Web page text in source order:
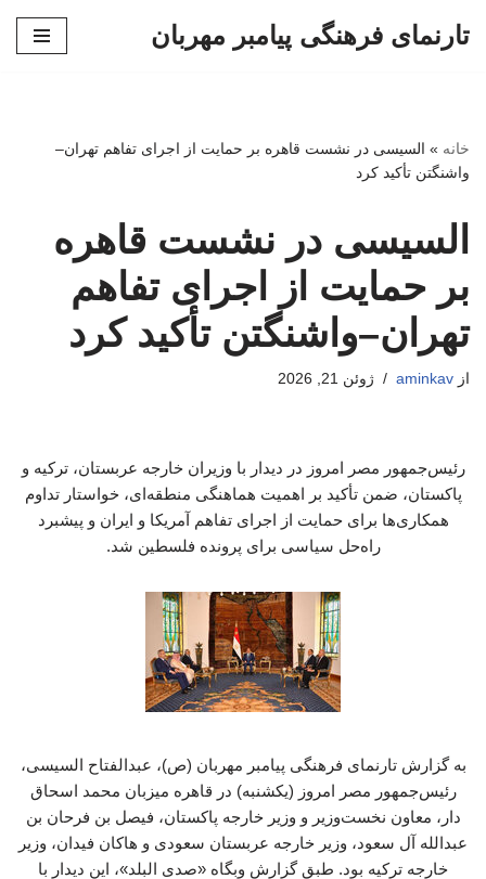
تارنمای فرهنگی پیامبر مهربان
خانه » السیسی در نشست قاهره بر حمایت از اجرای تفاهم تهران–
واشنگتن تأکید کرد
السیسی در نشست قاهره
بر حمایت از اجرای تفاهم
تهران–واشنگتن تأکید کرد
از aminkav ژوئن 21, 2026
رئیس‌جمهور مصر امروز در دیدار با وزیران خارجه عربستان، ترکیه و
پاکستان، ضمن تأکید بر اهمیت هماهنگی منطقه‌ای، خواستار تداوم
همکاری‌ها برای حمایت از اجرای تفاهم آمریکا و ایران و پیشبرد
راه‌حل سیاسی برای پرونده فلسطین شد.
به گزارش تارنمای فرهنگی پیامبر مهربان (ص)، عبدالفتاح السیسی،
رئیس‌جمهور مصر امروز (یکشنبه) در قاهره میزبان محمد اسحاق
دار، معاون نخست‌وزیر و وزیر خارجه پاکستان، فیصل بن فرحان بن
عبدالله آل سعود، وزیر خارجه عربستان سعودی و هاکان فیدان، وزیر
خارجه ترکیه بود. طبق گزارش وبگاه «صدی البلد»، این دیدار با